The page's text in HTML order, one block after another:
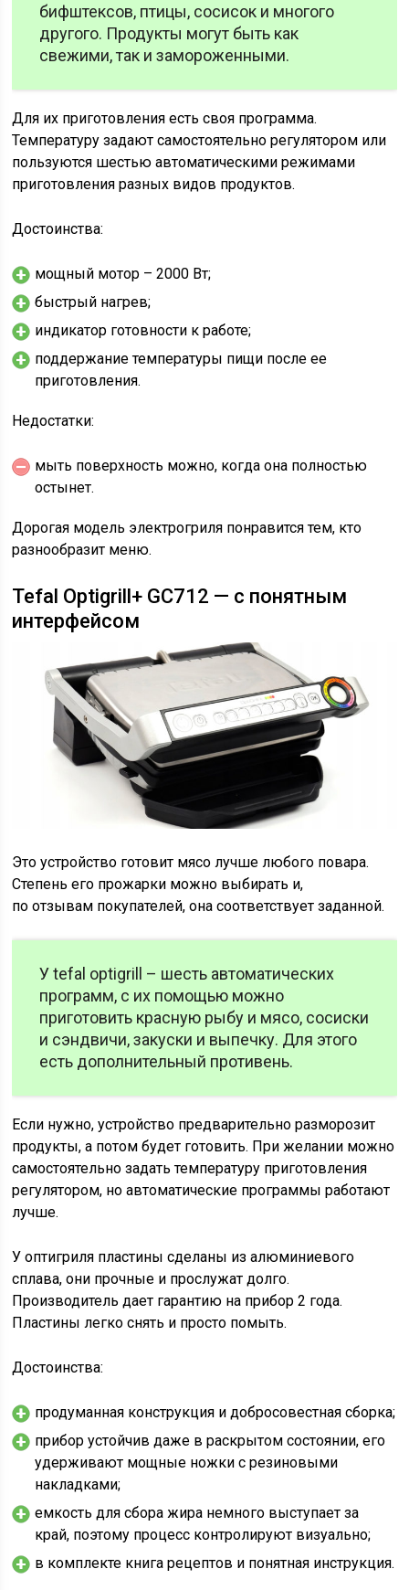
бифштексов, птицы, сосисок и многого
другого. Продукты могут быть как
свежими, так и замороженными.
Для их приготовления есть своя программа.
Температуру задают самостоятельно регулятором или
пользуются шестью автоматическими режимами
приготовления разных видов продуктов.
Достоинства:
мощный мотор – 2000 Вт;
быстрый нагрев;
индикатор готовности к работе;
поддержание температуры пищи после ее
приготовления.
Недостатки:
мыть поверхность можно, когда она полностью
остынет.
Дорогая модель электрогриля понравится тем, кто
разнообразит меню.
Tefal Optigrill+ GC712 — с понятным
интерфейсом
Это устройство готовит мясо лучше любого повара.
Степень его прожарки можно выбирать и,
по отзывам покупателей, она соответствует заданной.
У tefal optigrill – шесть автоматических
программ, с их помощью можно
приготовить красную рыбу и мясо, сосиски
и сэндвичи, закуски и выпечку. Для этого
есть дополнительный противень.
Если нужно, устройство предварительно разморозит
продукты, а потом будет готовить. При желании можно
самостоятельно задать температуру приготовления
регулятором, но автоматические программы работают
лучше.
У оптигриля пластины сделаны из алюминиевого
сплава, они прочные и прослужат долго.
Производитель дает гарантию на прибор 2 года.
Пластины легко снять и просто помыть.
Достоинства:
продуманная конструкция и добросовестная сборка;
прибор устойчив даже в раскрытом состоянии, его
удерживают мощные ножки с резиновыми
накладками;
емкость для сбора жира немного выступает за
край, поэтому процесс контролируют визуально;
в комплекте книга рецептов и понятная инструкция.